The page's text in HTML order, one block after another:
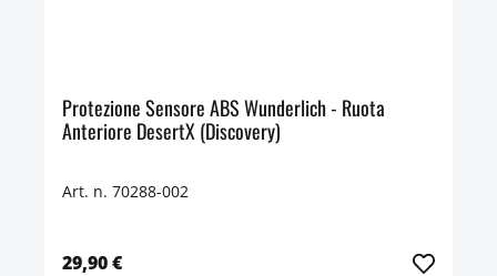
Protezione Sensore ABS Wunderlich - Ruota
Anteriore DesertX (Discovery)
Art. n. 70288-002
29,90 €